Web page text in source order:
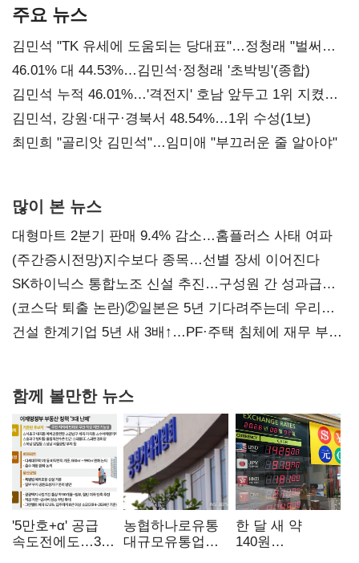
주요 뉴스
김민석 "TK 유세에 도움되는 당대표"…정청래 "벌써
대표된 양 당직 배분"
46.01% 대 44.53%…김민석·정청래 '초박빙'(종합)
김민석 누적 46.01%…'격전지' 호남 앞두고 1위 지켰다
(2보)
김민석, 강원·대구·경북서 48.54%…1위 수성(1보)
최민희 "골리앗 김민석"…임미애 "부끄러운 줄 알아야"
많이 본 뉴스
대형마트 2분기 판매 9.4% 감소…홈플러스 사태 여파
(주간증시전망)지수보다 종목…선별 장세 이어진다
SK하이닉스 통합노조 신설 추진…구성원 간 성과급
불만 확산
(코스닥 퇴출 논란)②일본은 5년 기다려주는데 우리는
당장 퇴출?…시간만으론 부족한 코스닥 구하기
건설 한계기업 5년 새 3배↑…PF·주택 침체에 재무 부담
함께 볼만한 뉴스
'5만호+α' 공급
속도전에도…3대
농협하나로유통
대규모유통업법
한 달 새 약
140원